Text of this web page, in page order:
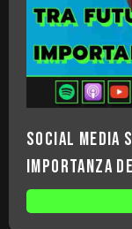
Social
importanza